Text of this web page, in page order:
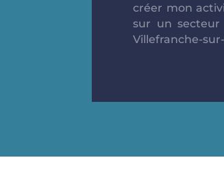
créer mon
sur un secteur
Villefranche-